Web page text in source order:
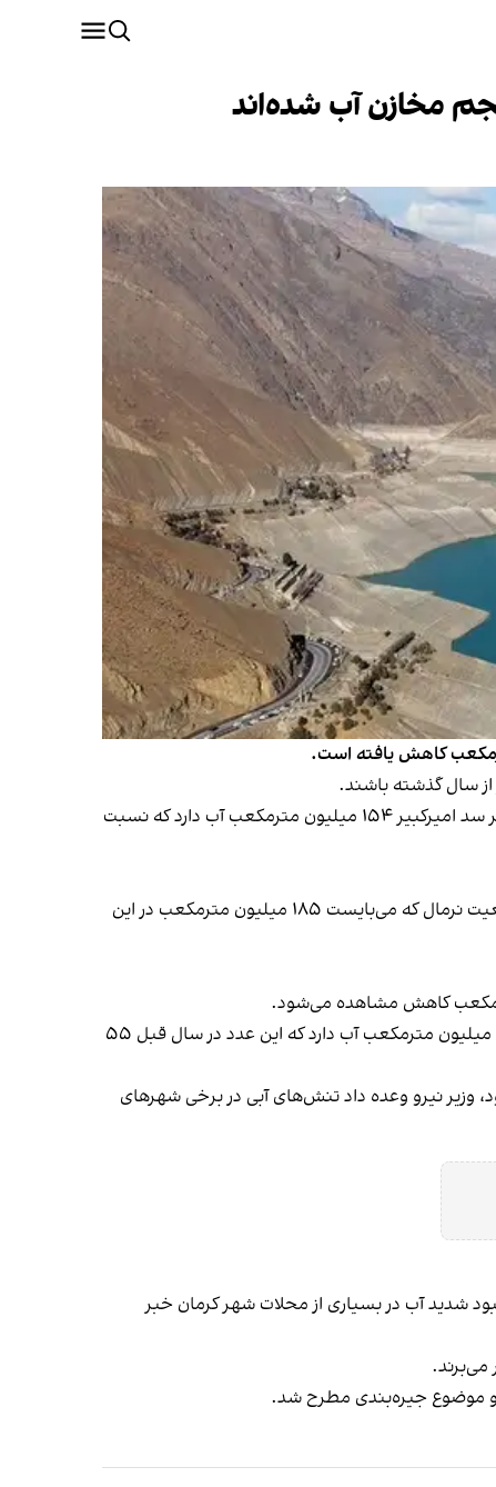
مخازن آب شده‌اند
سال گذشته باشند.
این خبرگزاری افزود طبق آمار، وضعیت مخازن سدهای پنج‌گانه تهران به جز یک سد کاهشی است به طوری که فقط در حال حاضر سد امیرکبیر ۱۵۴ میلیون مترمکعب آب دارد که نسبت
در سد لار حجم کل مخزن ۶۶ میلیون مترمکعب است که نسبت به سال قبل ۲۱ میلیون مترمکعب منفی است و نسبت به وضعیت نرمال که می‌بایست ۱۸۵ میلیون مترمکعب در این
همچنین وضعیت مخزن سد لتیان بیانگر کاهشی ۱۳ میلیون مترمکعبی منابع آبی در این سد است در حال حاضر سد لتیان ۴۲ میلیون مترمکعب آب دارد که این عدد در سال قبل ۵۵
وزیر نیرو وعده داد تنش‌های‌ آبی در برخی شهرهای
شدید آب در بسیاری از محلات شهر کرمان خبر